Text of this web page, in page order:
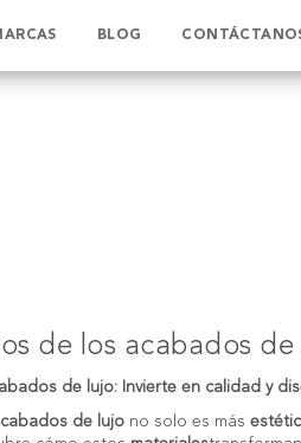
BLOG
de los acabados
de lujo: Invierte en calidad y
de lujono solo es más